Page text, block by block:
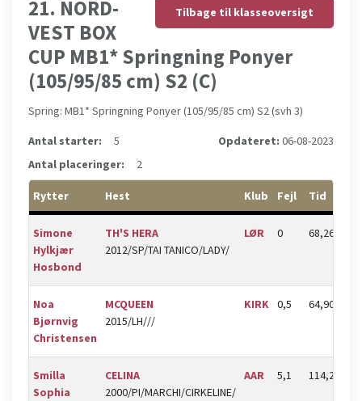
Tilbage til klasseoversigt
21. NORD-
VEST BOX
CUP MB1* Springning Ponyer
(105/95/85 cm) S2 (C)
Spring: MB1* Springning Ponyer (105/95/85 cm) S2 (svh 3)
Opdateret: 06-08-2023
Antal starter:
5
Antal placeringer:
2
Rytter Hest Klub Fejl Tid
Simone
Hylkjær
Hosbond
TH'S HERA
2012/SP/TAI TANICO/LADY/
LØR 0 68,26
Noa
Bjørnvig
Christensen
MCQUEEN
2015/LH///
KIRK 0,5 64,90
Smilla
Sophia
CELINA
2000/PI/MARCHI/CIRKELINE/
AAR 5,1 114,25